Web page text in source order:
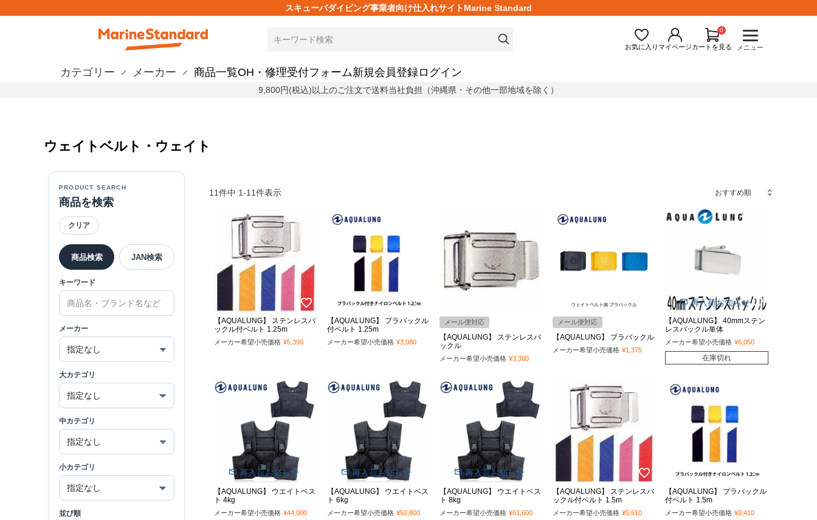
スキューバダイビング事業者向け仕入れサイトMarine Standard
お気に入りマイページカートを見る
0
メニュー
カテゴリー メーカー 商品一覧OH・修理受付フォーム新規会員登録ログイン
9,800円(税込)以上のご注文で送料当社負担（沖縄県・その他一部地域を除く）
ウェイトベルト・ウェイト
PRODUCT SEARCH
商品を検索
クリア
商品検索 JAN検索
キーワード
メーカー
大カテゴリ
中カテゴリ
小カテゴリ
並び順
11件中 1-11件表示
【AQUALUNG】 ステンレスバ
ックル付ベルト 1.25m
メーカー希望小売価格 ¥5,390
【AQUALUNG】 プラバックル
付ベルト 1.25m
メーカー希望小売価格 ¥3,080
メール便対応
【AQUALUNG】 ステンレスバ
ックル
メーカー希望小売価格 ¥3,300
メール便対応
【AQUALUNG】 プラバックル
メーカー希望小売価格 ¥1,375
【AQUALUNG】 40mmステン
レスバックル単体
メーカー希望小売価格 ¥6,050
在庫切れ
再入荷お知らせ
【AQUALUNG】 ウエイトベス
ト 4kg
メーカー希望小売価格 ¥44,000
再入荷お知らせ
【AQUALUNG】 ウエイトベス
ト 6kg
メーカー希望小売価格 ¥52,800
再入荷お知らせ
【AQUALUNG】 ウエイトベス
ト 8kg
メーカー希望小売価格 ¥61,600
再入荷お知らせ
【AQUALUNG】 ステンレスバ
ックル付ベルト 1.5m
メーカー希望小売価格 ¥5,610
【AQUALUNG】 プラバックル
付ベルト 1.5m
メーカー希望小売価格 ¥3,410